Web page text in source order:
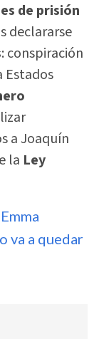
de prisión
declararse
: conspiración
Estados
a Joaquín
la Ley
va a quedar